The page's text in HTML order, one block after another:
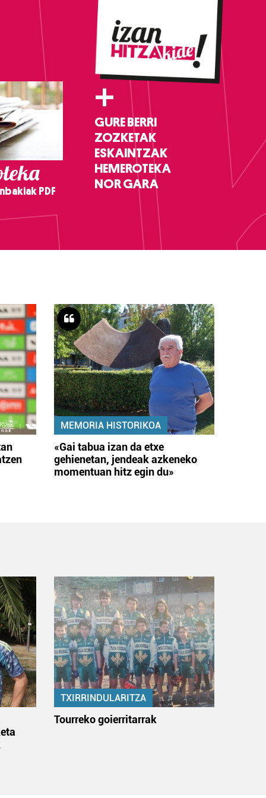
PDF
+
GURE BERRI
ZOZKETAK
ESKAINTZAK
HEMEROTEKA
NOR GARA
MEMORIA HISTORIKOA
«Gai tabua izan da etxe
gehienetan, jendeak azkeneko
momentuan hitz egin du»
TXIRRINDULARITZA
Tourreko goierritarrak